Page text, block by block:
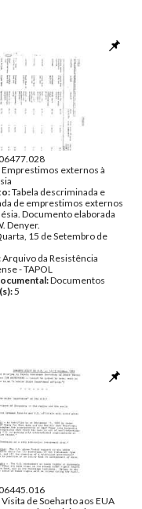
Emprestimos externos à
Tabela descriminada e
de emprestimos externos
Documento elaborada
Denyer.
15 de Setembro de
Arquivo da Resistência
- TAPOL
Documentos
5
Visita de Soeharto aos EUA